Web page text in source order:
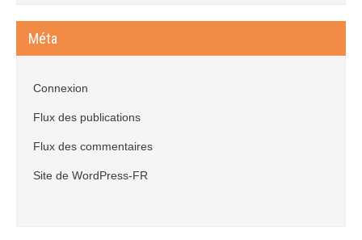
Méta
Connexion
Flux des publications
Flux des commentaires
Site de WordPress-FR